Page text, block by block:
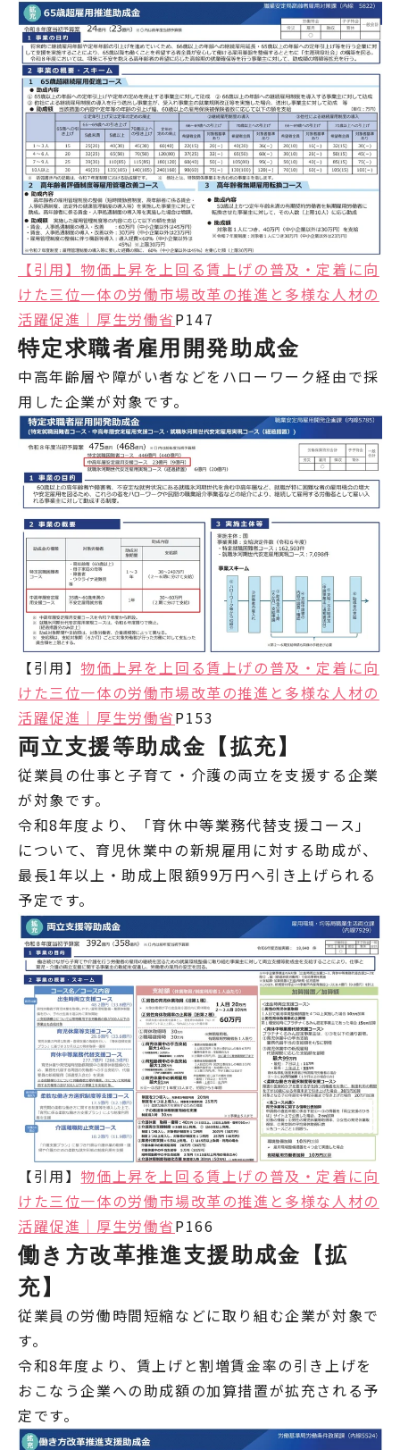
【引用】 物価上昇を上回る賃上げの普及・定着に向
けた三位一体の労働市場改革の推進と多様な人材の
活躍促進｜厚生労働省P147
特定求職者雇用開発助成金
中高年齢層や障がい者などをハローワーク経由で採
用した企業が対象です。
【引用】 物価上昇を上回る賃上げの普及・定着に向
けた三位一体の労働市場改革の推進と多様な人材の
活躍促進｜厚生労働省P153
両立支援等助成金【拡充】
従業員の仕事と子育て・介護の両立を支援する企業
が対象です。
令和8年度より、「育休中等業務代替支援コース」
について、育児休業中の新規雇用に対する助成が、
最長1年以上・助成上限額99万円へ引き上げられる
予定です。
【引用】 物価上昇を上回る賃上げの普及・定着に向
けた三位一体の労働市場改革の推進と多様な人材の
活躍促進｜厚生労働省P166
働き方改革推進支援助成金【拡
充】
従業員の労働時間短縮などに取り組む企業が対象で
す。
令和8年度より、賃上げと割増賃金率の引き上げを
おこなう企業への助成額の加算措置が拡充される予
定です。